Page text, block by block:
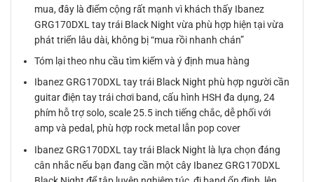
mua, đây là điểm cộng rất mạnh vì khách thấy Ibanez
GRG170DXL tay trái Black Night vừa phù hợp hiện tại vừa
phát triển lâu dài, không bị “mua rồi nhanh chán”
Tóm lại theo nhu cầu tìm kiếm và ý định mua hàng
Ibanez GRG170DXL tay trái Black Night phù hợp người cần
guitar điện tay trái chơi band, cấu hình HSH đa dụng, 24
phím hỗ trợ solo, scale 25.5 inch tiếng chắc, dễ phối với
amp và pedal, phù hợp rock metal lẫn pop cover
Ibanez GRG170DXL tay trái Black Night là lựa chọn đáng
cân nhắc nếu bạn đang cần một cây Ibanez GRG170DXL